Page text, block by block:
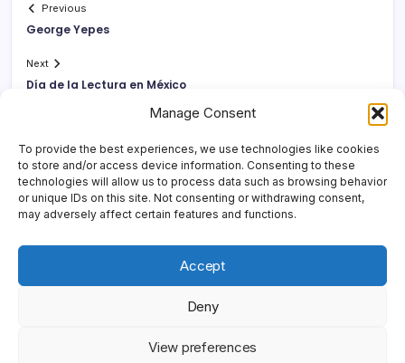
Manage Consent
To provide the best experiences, we use technologies like cookies
to store and/or access device information. Consenting to these
technologies will allow us to process data such as browsing behavior
or unique IDs on this site. Not consenting or withdrawing consent,
may adversely affect certain features and functions.
Accept
Deny
View preferences
Previous
George Yepes
Next
Dí­a de la Lectura en México
Yonder Lies It. All rights reserved.